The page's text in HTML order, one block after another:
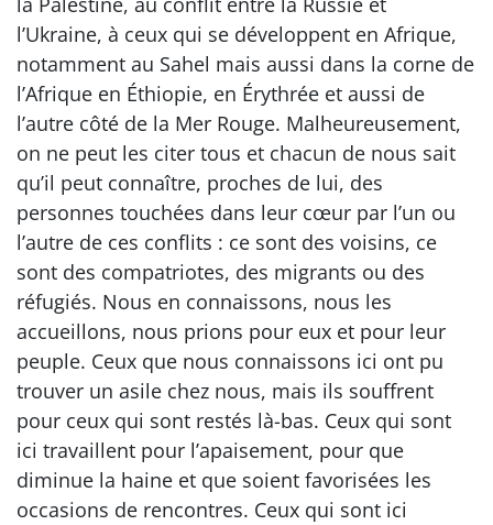
l’Ukraine, à ceux qui se développent en Afrique,
notamment au Sahel mais aussi dans la corne de
l’Afrique en Éthiopie, en Érythrée et aussi de
l’autre côté de la Mer Rouge. Malheureusement,
on ne peut les citer tous et chacun de nous sait
qu’il peut connaître, proches de lui, des
personnes touchées dans leur cœur par l’un ou
l’autre de ces conflits : ce sont des voisins, ce
sont des compatriotes, des migrants ou des
réfugiés. Nous en connaissons, nous les
accueillons, nous prions pour eux et pour leur
peuple. Ceux que nous connaissons ici ont pu
trouver un asile chez nous, mais ils souffrent
pour ceux qui sont restés là-bas. Ceux qui sont
ici travaillent pour l’apaisement, pour que
diminue la haine et que soient favorisées les
occasions de rencontres. Ceux qui sont ici